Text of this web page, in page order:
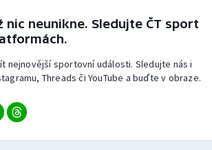
nic neunikne. Sledujte ČT sport
nejnovější sportovní události. Sledujte nás i
Threads či YouTube a buďte v obraze.